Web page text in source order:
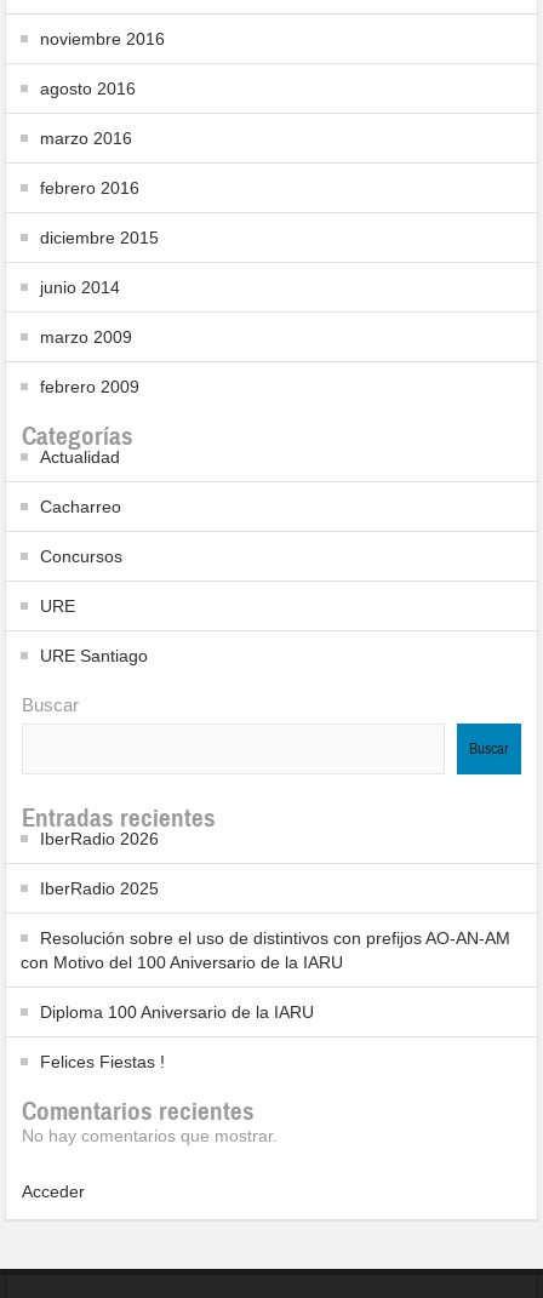
noviembre 2016
agosto 2016
marzo 2016
febrero 2016
diciembre 2015
junio 2014
marzo 2009
febrero 2009
Categorías
Actualidad
Cacharreo
Concursos
URE
URE Santiago
Buscar
Buscar
Entradas recientes
IberRadio 2026
IberRadio 2025
Resolución sobre el uso de distintivos con prefijos AO-AN-AM
con Motivo del 100 Aniversario de la IARU
Diploma 100 Aniversario de la IARU
Felices Fiestas !
Comentarios recientes
No hay comentarios que mostrar.
Acceder